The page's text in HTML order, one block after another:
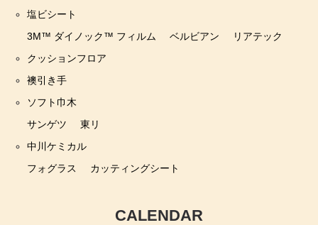
塩ビシート
3M™ ダイノック™ フィルム
ベルビアン
リアテック
クッションフロア
襖引き手
ソフト巾木
サンゲツ
東リ
中川ケミカル
フォグラス
カッティングシート
CALENDAR